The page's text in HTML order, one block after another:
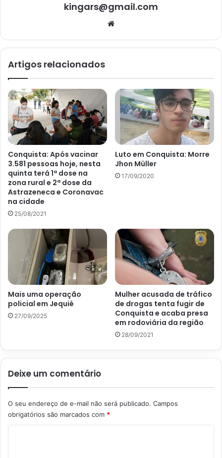
kingars@gmail.com
Artigos relacionados
Conquista: Após vacinar
3.581 pessoas hoje, nesta
quinta terá 1ª dose na
zona rural e 2ª dose da
Astrazeneca e Coronavac
na cidade
25/08/2021
Luto em Conquista: Morre
Jhon Müller
17/09/2020
Mais uma operação
policial em Jequié
27/09/2025
Mulher acusada de tráfico
de drogas tenta fugir de
Conquista e acaba presa
em rodoviária da região
28/09/2021
Deixe um comentário
O seu endereço de e-mail não será publicado. Campos
obrigatórios são marcados com *